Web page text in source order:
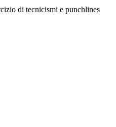
di tecnicismi e punchlines